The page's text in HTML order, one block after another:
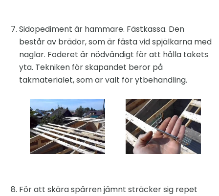
Sidopediment är hammare. Fästkassa. Den
består av brädor, som är fästa vid spjälkarna med
naglar. Foderet är nödvändigt för att hålla takets
yta. Tekniken för skapandet beror på
takmaterialet, som är valt för ytbehandling.
För att skära spärren jämnt sträcker sig repet